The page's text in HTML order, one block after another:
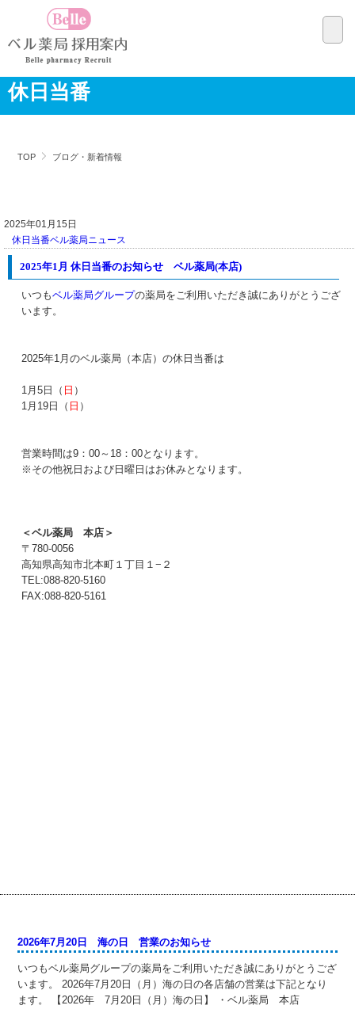
休日当番
TOP ブログ・新着情報
2025年01月15日
休日当番ベル薬局ニュース
2025年1月 休日当番のお知らせ ベル薬局(本店)
いつもベル薬局グループの薬局をご利用いただき誠にありがとうござ
います。
2025年1月のベル薬局（本店）の休日当番は
1月5日（ 日 ）
1月19日（ 日 ）
営業時間は9：00～18：00となります。
※その他祝日および日曜日はお休みとなります。
＜ベル薬局 本店＞
〒780-0056
高知県高知市北本町１丁目１−２
TEL:088-820-5160
FAX:088-820-5161
2026年7月20日 海の日 営業のお知らせ
いつもベル薬局グループの薬局をご利用いただき誠にありがとうござ
います。 2026年7月20日（月）海の日の各店舗の営業は下記となり
ます。 【2026年 7月20日（月）海の日】 ・ベル薬局 本店